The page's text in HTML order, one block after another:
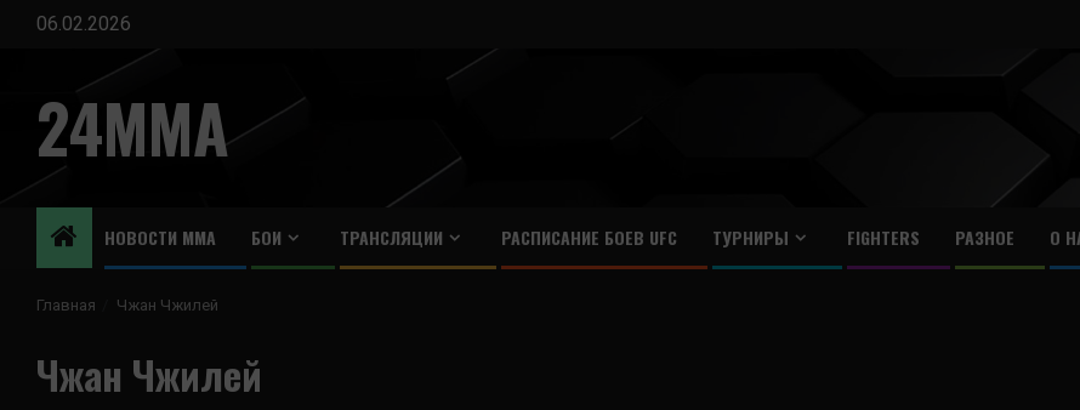
Перейти
содержимому
06.02.2026
24MMA
НОВОСТИ ММА БОИ ТРАНСЛЯЦИИ РАСПИСАНИЕ БОЕВ UFC ТУРНИРЫ FIGHTERS РАЗНОЕ О
Главная Чжан Чжилей
Чжан Чжилей